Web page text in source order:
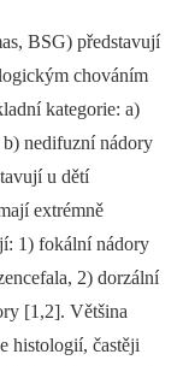
BSG) představují
chováním
kategorie: a)
nedifuzní nádory
u dětí
extrémně
1) fokální nádory
2) dorzální
[1,2]. Většina
histologií, častěji